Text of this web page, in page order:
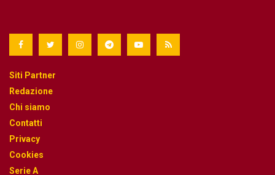
Siti Partner
Redazione
Chi siamo
Contatti
Privacy
Cookies
Serie A